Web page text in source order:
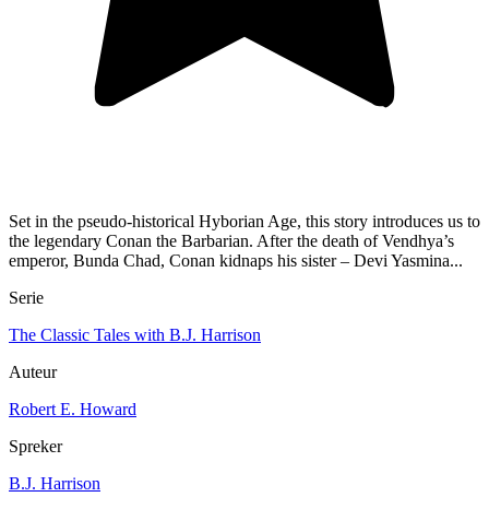
Set in the pseudo-historical Hyborian Age, this story introduces us to
the legendary Conan the Barbarian. After the death of Vendhya’s
emperor, Bunda Chad, Conan kidnaps his sister – Devi Yasmina...
Serie
The Classic Tales with B.J. Harrison
Auteur
Robert E. Howard
Spreker
B.J. Harrison